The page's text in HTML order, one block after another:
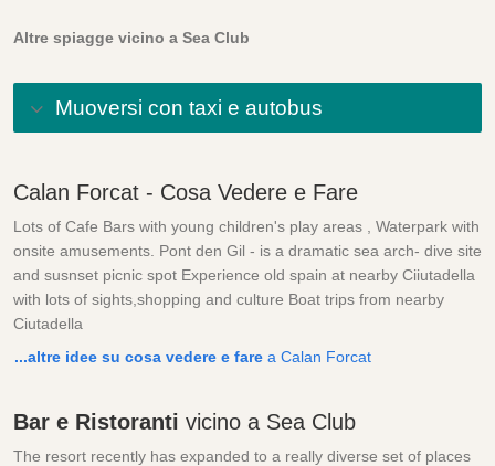
Altre spiagge vicino a Sea Club
Muoversi con taxi e autobus
Calan Forcat - Cosa Vedere e Fare
Lots of Cafe Bars with young children's play areas , Waterpark with
onsite amusements. Pont den Gil - is a dramatic sea arch- dive site
and susnset picnic spot Experience old spain at nearby Ciiutadella
with lots of sights,shopping and culture Boat trips from nearby
Ciutadella
...altre idee su cosa vedere e fare a Calan Forcat
Bar e Ristoranti vicino a Sea Club
The resort recently has expanded to a really diverse set of places